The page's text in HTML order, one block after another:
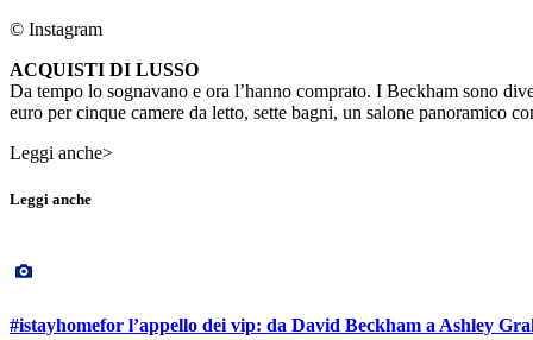
© Instagram
ACQUISTI DI LUSSO
Da tempo lo sognavano e ora l’hanno comprato. I Beckham sono
euro per cinque camere da letto, sette bagni, un salone panoramico
Leggi anche>
Leggi anche
#istayhomefor l’appello dei vip: da David Beckham a Ashley